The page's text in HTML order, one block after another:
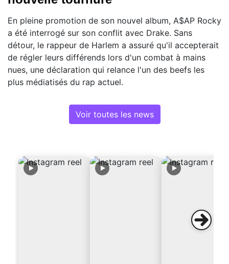
En pleine promotion de son nouvel album, A$AP Rocky
a été interrogé sur son conflit avec Drake. Sans
détour, le rappeur de Harlem a assuré qu'il accepterait
de régler leurs différends lors d'un combat à mains
nues, une déclaration qui relance l'un des beefs les
plus médiatisés du rap actuel.
Voir toutes les news